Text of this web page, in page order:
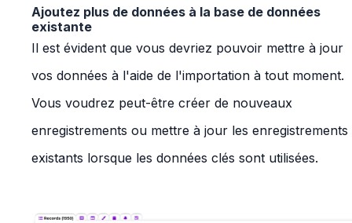
Ajoutez plus de données à la base de données
existante
Il est évident que vous devriez pouvoir mettre à jour
vos données à l'aide de l'importation à tout moment.
Vous voudrez peut-être créer de nouveaux
enregistrements ou mettre à jour les enregistrements
existants lorsque les données clés sont utilisées.